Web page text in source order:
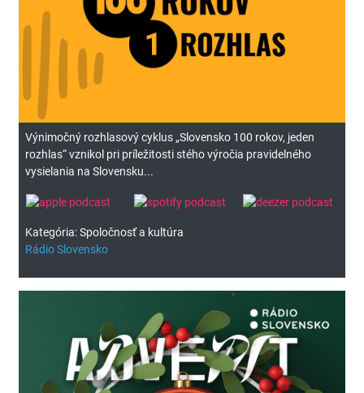
Výnimočný rozhlasový cyklus „Slovensko 100 rokov, jeden
rozhlas“ vznikol pri príležitosti stého výročia pravidelného
vysielania na Slovensku...
Kategória: Spoločnosť a kultúra
Rádio Slovensko